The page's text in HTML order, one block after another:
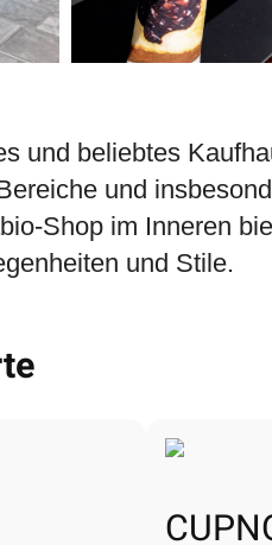
und beliebtes
und
Shop im Inneren
und Stile.